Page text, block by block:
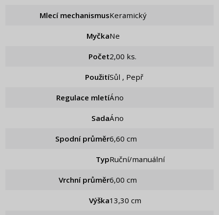
Mlecí mechanismus Keramický
Myčka Ne
Počet 2,00 ks.
Použití Sůl , Pepř
Regulace mletí áno
Sada áno
Spodní průměr 6,60 cm
Typ Ruční/manuální
Vrchní průměr 6,00 cm
Výška 13,30 cm